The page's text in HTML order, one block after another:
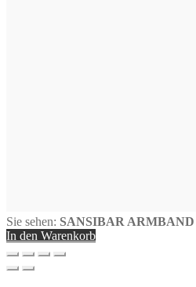
Sie sehen: SANSIBAR ARMBAND
In den Warenkorb